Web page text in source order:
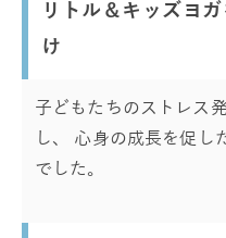
リトル＆キッズヨ
け
子どもたちのストレス
し、 心身の成長を促し
でした。